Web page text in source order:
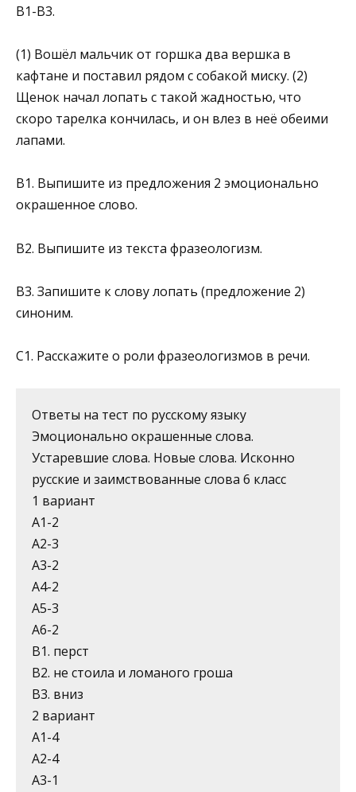
B1-В3.
(1) Вошёл мальчик от горшка два вершка в
кафтане и поставил рядом с собакой миску. (2)
Щенок начал лопать с такой жадностью, что
скоро тарелка кончилась, и он влез в неё обеими
лапами.
В1. Выпишите из предложения 2 эмоционально
окрашенное слово.
В2. Выпишите из текста фразеологизм.
В3. Запишите к слову лопать (предложение 2)
синоним.
С1. Расскажите о роли фразеологизмов в речи.
Ответы на тест по русскому языку
Эмоционально окрашенные слова.
Устаревшие слова. Новые слова. Исконно
русские и заимствованные слова 6 класс
1 вариант
А1-2
А2-3
А3-2
А4-2
А5-3
А6-2
В1. перст
В2. не стоила и ломаного гроша
В3. вниз
2 вариант
А1-4
А2-4
А3-1